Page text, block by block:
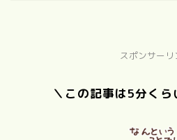
スポンサーリ
＼この記事は5分くら